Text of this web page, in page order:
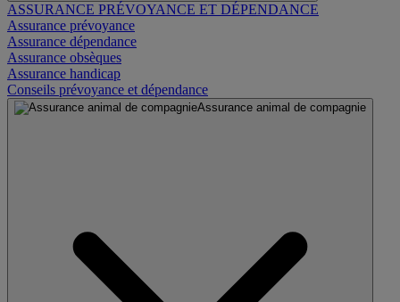
ASSURANCE PRÉVOYANCE ET DÉPENDANCE
Assurance prévoyance
Assurance dépendance
Assurance obsèques
Assurance handicap
Conseils prévoyance et dépendance
Assurance animal de compagnie